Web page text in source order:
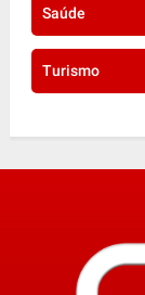
Saúde
Turismo